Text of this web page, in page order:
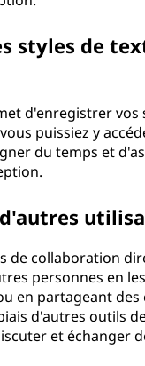
styles de
d'enregistrer
puissiez y
du temps et
de collaboration
personnes en
en partageant
d'autres outils
et échanger